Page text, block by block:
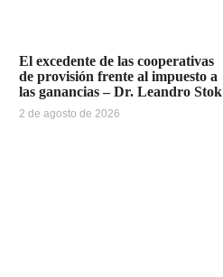
El excedente de las cooperativas
de provisión frente al impuesto a
las ganancias – Dr. Leandro Stok
2 de agosto de 2026